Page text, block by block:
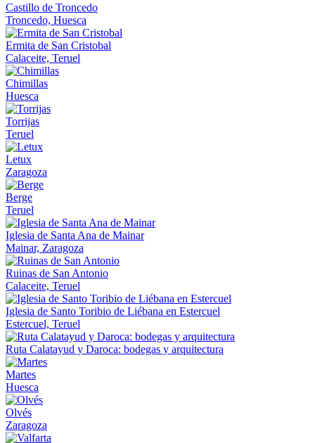
Castillo de Troncedo
Troncedo, Huesca
Ermita de San Cristobal
Calaceite, Teruel
Chimillas
Huesca
Torrijas
Teruel
Letux
Zaragoza
Berge
Teruel
Iglesia de Santa Ana de Mainar
Mainar, Zaragoza
Ruinas de San Antonio
Calaceite, Teruel
Iglesia de Santo Toribio de Liébana en Estercuel
Estercuel, Teruel
Ruta Calatayud y Daroca: bodegas y arquitectura
Martes
Huesca
Olvés
Zaragoza